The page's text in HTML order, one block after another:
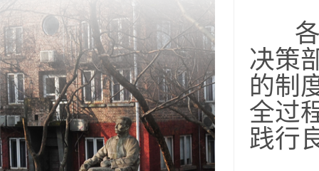
决策
的制
全过
践行